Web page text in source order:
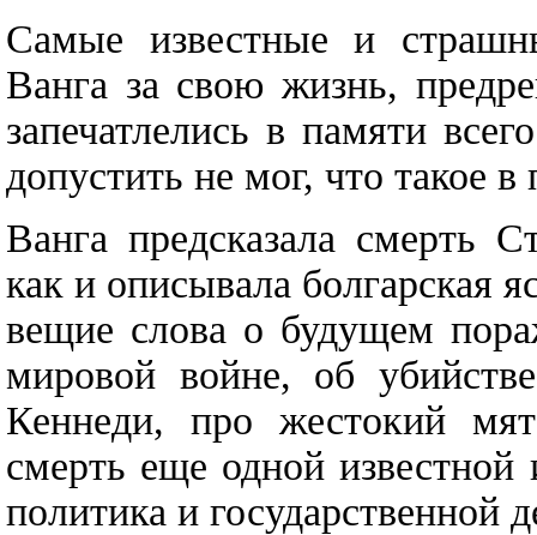
Самые известные и
Ванга за свою жизнь,
запечатлелись в памяти
допустить не мог, что такое
Ванга предсказала смерть
как и описывала болгарская
вещие слова о будущем
мировой войне, об
Кеннеди, про жестокий
смерть еще одной известной
политика и